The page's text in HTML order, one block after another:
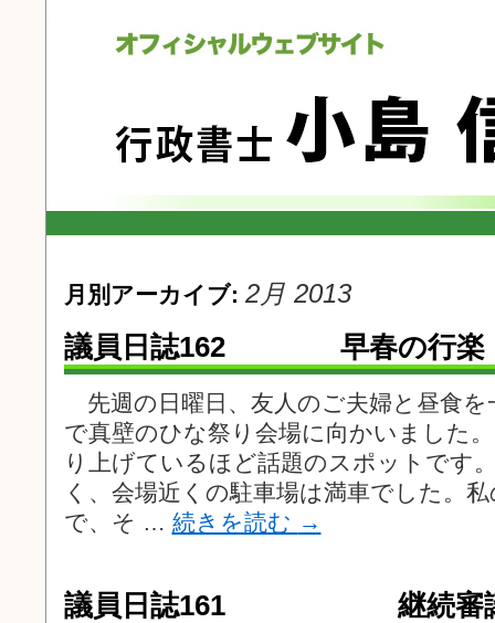
月別アーカイブ: 2月 2013
議員日誌162 早春の行楽
先週の日曜日、友人のご夫婦と昼食を
で真壁のひな祭り会場に向かいました
り上げているほど話題のスポットです
く、会場近くの駐車場は満車でした。
で、そ … 続きを読む →
議員日誌161 継続審議